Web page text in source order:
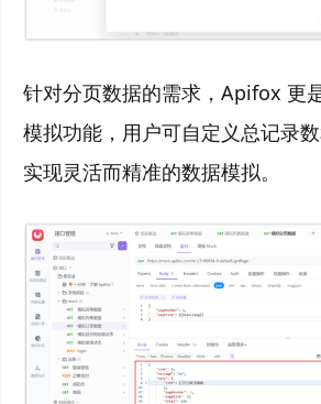
针对分页数据的需求，Apifox 更
模拟功能，用户可自定义总记录
实现灵活而精准的数据模拟。